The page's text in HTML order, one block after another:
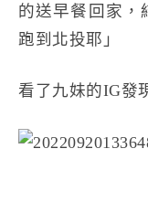
的送早餐回家，
跑到北投耶」
看了九妹的IG發